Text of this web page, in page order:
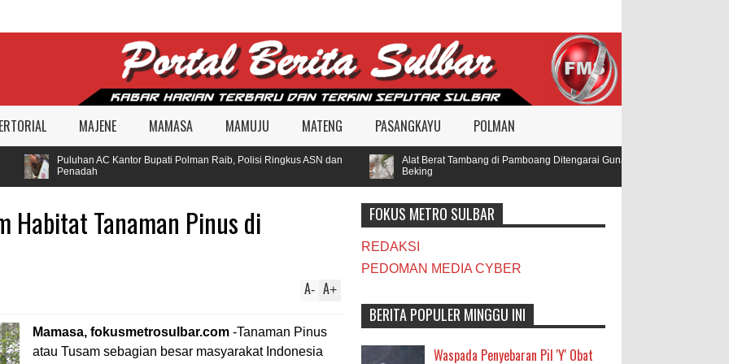
MAJENE MAMASA MAMUJU MATENG PASANGKAYU POLMAN
Puluhan AC Kantor Bupati Polman Raib, Polisi Ringkus ASN dan
Penadah
Alat Berat Tambang di Pamboang Ditengarai Gunakan BBM Subsidi, Oknum
Beking
Habitat Tanaman Pinus di
A+
A-
Mamasa, fokusmetrosulbar.com -Tanaman Pinus
atau Tusam sebagian besar masyarakat Indonesia
FOKUS METRO SULBAR
REDAKSI
PEDOMAN MEDIA CYBER
BERITA POPULER MINGGU INI
Waspada Penyebaran Pil 'Y' Obat